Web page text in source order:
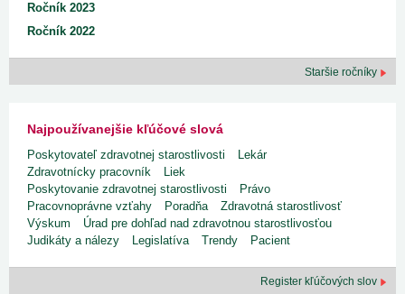
Ročník 2023
Ročník 2022
Staršie ročníky
Najpoužívanejšie kľúčové slová
Poskytovateľ zdravotnej starostlivosti
Lekár
Zdravotnícky pracovník
Liek
Poskytovanie zdravotnej starostlivosti
Právo
Pracovnoprávne vzťahy
Poradňa
Zdravotná starostlivosť
Výskum
Úrad pre dohľad nad zdravotnou starostlivosťou
Judikáty a nálezy
Legislatíva Trendy Pacient
Register kľúčových slov